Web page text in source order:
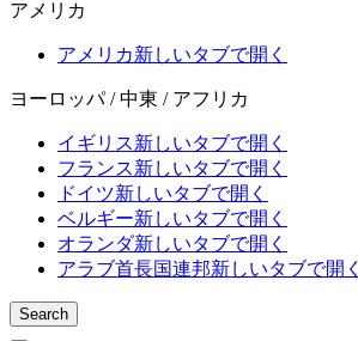
アメリカ
アメリカ新しいタブで開く
ヨーロッパ / 中東 / アフリカ
イギリス新しいタブで開く
フランス新しいタブで開く
ドイツ新しいタブで開く
ベルギー新しいタブで開く
オランダ新しいタブで開く
アラブ首長国連邦新しいタブで開く
Search